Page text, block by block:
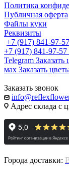
Политика
Публичная оферта
Файлы куки
Реквизиты
+7 (917) 841-97-57
+7 (917) 841-97-57
Telegram
мах Заказать
Заказать звонок
Адрес склада с
Города доставки: